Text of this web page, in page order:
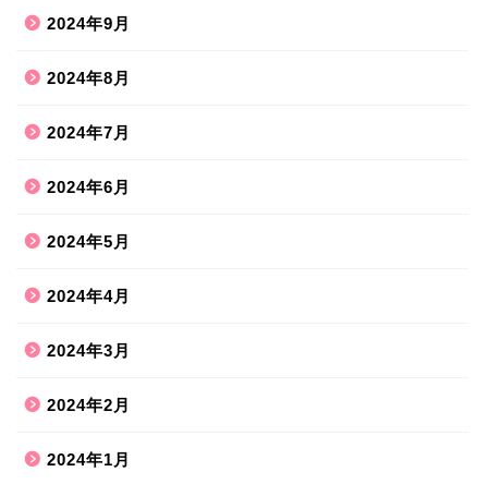
2024年9月
2024年8月
2024年7月
2024年6月
2024年5月
2024年4月
2024年3月
2024年2月
2024年1月